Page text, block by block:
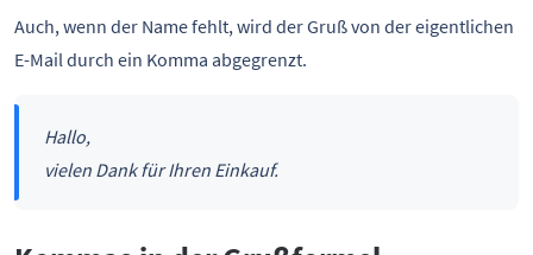
Auch, wenn der Name fehlt, wird der Gruß von der eigentlichen
E-Mail durch ein Komma abgegrenzt.
Hallo,
vielen Dank für Ihren Einkauf.